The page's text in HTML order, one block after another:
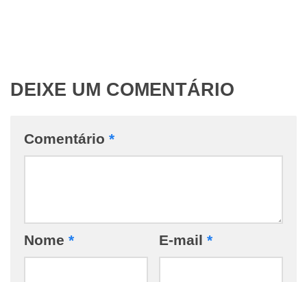
DEIXE UM COMENTÁRIO
Comentário *
Nome * E-mail *